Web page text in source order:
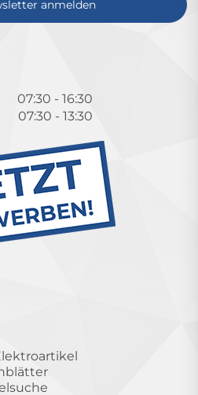
anmelden
07:30 - 16:30
07:30 - 13:30